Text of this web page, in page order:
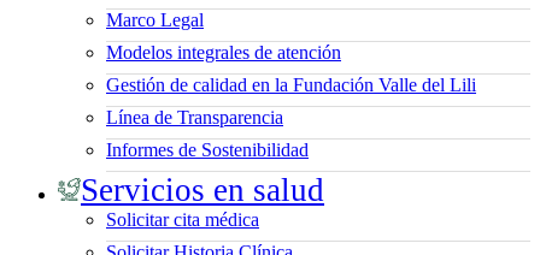
Marco Legal
Modelos integrales de atención
Gestión de calidad en la Fundación Valle del Lili
Línea de Transparencia
Informes de Sostenibilidad
Servicios en salud
Solicitar cita médica